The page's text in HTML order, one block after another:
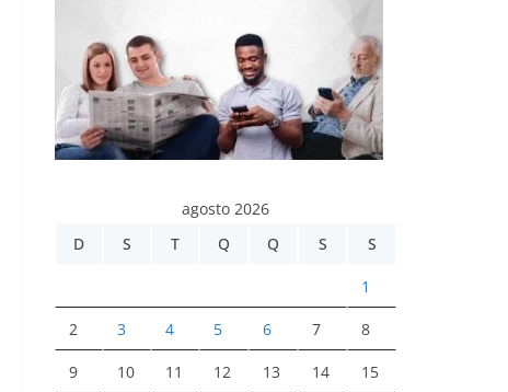
agosto 2026
D
S T Q Q S S
1
2 3 4 5 6 7 8
9 10 11 12 13 14 15